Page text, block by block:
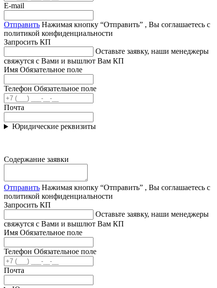
E-mail
Отправить Нажимая кнопку “Отправить” , Вы соглашаетесь с
политикой конфиденциальности
Запросить КП
Оставьте заявку, наши менеджеры
свяжутся с Вами и вышлют Вам КП
Имя Обязательное поле
Телефон Обязательное поле
Почта
Юридические реквизиты
Содержание заявки
Отправить Нажимая кнопку “Отправить” , Вы соглашаетесь с
политикой конфиденциальности
Запросить КП
Оставьте заявку, наши менеджеры
свяжутся с Вами и вышлют Вам КП
Имя Обязательное поле
Телефон Обязательное поле
Почта